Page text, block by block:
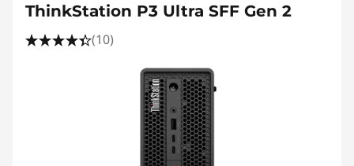
ThinkStation P3 Ultra SFF Gen 2
(10)